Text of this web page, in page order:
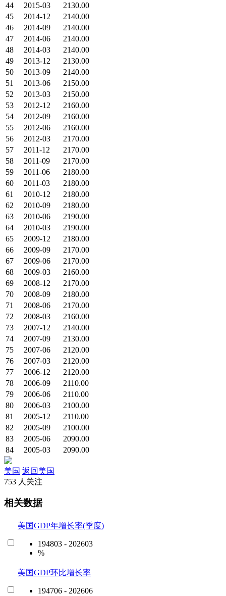
44
2015-03
2130.00
45
2014-12
2140.00
46
2014-09
2140.00
47
2014-06
2140.00
48
2014-03
2140.00
49
2013-12
2130.00
50
2013-09
2140.00
51
2013-06
2150.00
52
2013-03
2150.00
53
2012-12
2160.00
54
2012-09
2160.00
55
2012-06
2160.00
56
2012-03
2170.00
57
2011-12
2170.00
58
2011-09
2170.00
59
2011-06
2180.00
60
2011-03
2180.00
61
2010-12
2180.00
62
2010-09
2180.00
63
2010-06
2190.00
64
2010-03
2190.00
65
2009-12
2180.00
66
2009-09
2170.00
67
2009-06
2170.00
68
2009-03
2160.00
69
2008-12
2170.00
70
2008-09
2180.00
71
2008-06
2170.00
72
2008-03
2160.00
73
2007-12
2140.00
74
2007-09
2130.00
75
2007-06
2120.00
76
2007-03
2120.00
77
2006-12
2120.00
78
2006-09
2110.00
79
2006-06
2110.00
80
2006-03
2100.00
81
2005-12
2110.00
82
2005-09
2100.00
83
2005-06
2090.00
84
2005-03 2090.00
美国 返回美国
753 人关注
相关数据
美国GDP年增长率(季度)
194803 - 202603
%
美国GDP环比增长率
194706 - 202606